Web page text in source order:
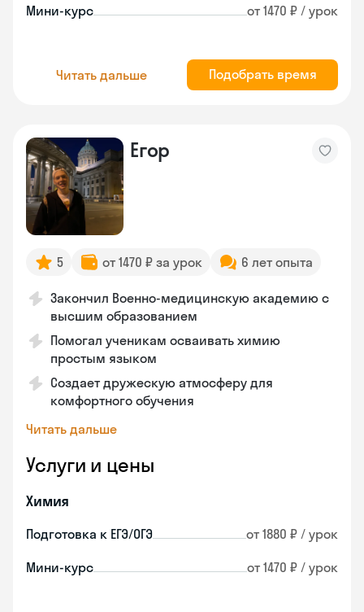
Мини-курс от 1470 ₽ / урок
Читать дальше Подобрать время
Егор
5 от 1470 ₽ за урок 6 лет опыта
Закончил Военно-медицинскую академию с
высшим образованием
Помогал ученикам осваивать химию
простым языком
Создает дружескую атмосферу для
комфортного обучения
Читать дальше
Услуги и цены
Химия
Подготовка к ЕГЭ/ОГЭ от 1880 ₽ / урок
Мини-курс от 1470 ₽ / урок